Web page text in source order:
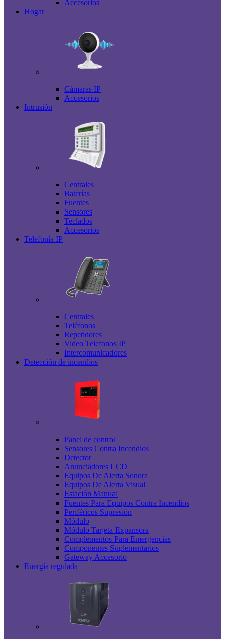
Accesorios
Hogar
Cámaras IP
Accesorios
Intrusión
Centrales
Baterías
Fuentes
Sensores
Teclados
Accesorios
Telefonía IP
Centrales
Teléfonos
Repetidores
Video Telefonos IP
Intercomunicadores
Detección de incendios
Panel de control
Sensores Contra Incendios
Detector
Anunciadores LCD
Equipos De Alerta Sonora
Equipos De Alerta Visual
Estación Manual
Fuentes Para Equipos Contra Incendios
Periféricos Supresión
Módulo
Módulo Tarjeta Expansora
Complementos Para Emergencias
Componentes Suplementarios
Gateway Accesorio
Energía regulada